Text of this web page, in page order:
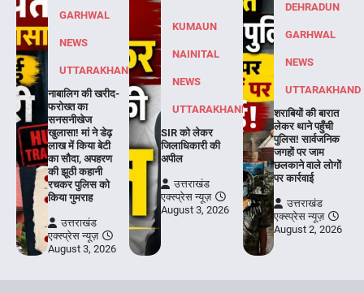
GARHWAL
NEWS
UTTARAKHAND
नाबालिग की खरीद-
फरोख्त का
सनसनीखेज
खुलासा! मां ने डेढ़
लाख में किया बेटी
का सौदा, अपहरण
की झूठी कहानी
रचकर पुलिस को
किया गुमराह
उत्तराखंड
एक्स्प्रेस न्यूज़
August 3, 2026
KUMAUN
NAINITAL
NEWS
UTTARAKHAND
SIR को लेकर
जिलाधिकारी की
अपील
उत्तराखंड
एक्स्प्रेस न्यूज़
August 3, 2026
DEHRADUN
GARHWAL
NEWS
UTTARAKHAND
शराबियों की बारात
लेकर थाने पहुँची
पुलिस! सार्वजनिक
जगहों पर जाम
छलकाने वाले लोगों
पर कार्रवाई
उत्तराखंड
एक्स्प्रेस न्यूज़
August 2, 2026